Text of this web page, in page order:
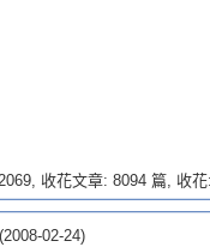
收花文章: 8094 篇, 收
02-24)